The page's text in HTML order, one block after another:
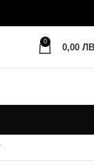
0
0,00